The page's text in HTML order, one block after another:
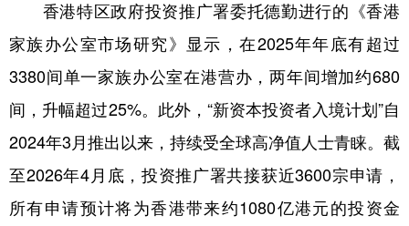
香港特区政府投资推广署委托德勤进行的《香港
家族办公室市场研究》显示，在2025年年底有超过
3380间单一家族办公室在港营办，两年间增加约680
间，升幅超过25%。此外，“新资本投资者入境计划”自
2024年3月推出以来，持续受全球高净值人士青睐。截
至2026年4月底，投资推广署共接获近3600宗申请，
所有申请预计将为香港带来约1080亿港元的投资金